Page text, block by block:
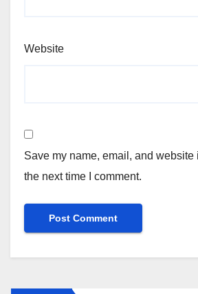
Website
Save my name, email, and website
the next time I comment.